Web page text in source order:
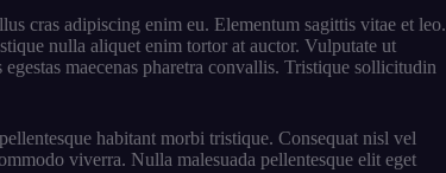
cras adipiscing enim eu. Elementum sagittis vitae et leo.
nulla aliquet enim tortor at auctor. Vulputate ut
maecenas pharetra convallis. Tristique sollicitudin
habitant morbi tristique. Consequat nisl vel
viverra. Nulla malesuada pellentesque elit eget